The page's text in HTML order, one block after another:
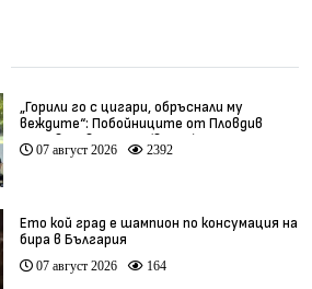
„Горили го с цигари, обръснали му
веждите“: Побойниците от Пловдив
остават в ареста (видео)
07 август 2026 2392
Ето кой град е шампион по консумация на
бира в България
07 август 2026 164